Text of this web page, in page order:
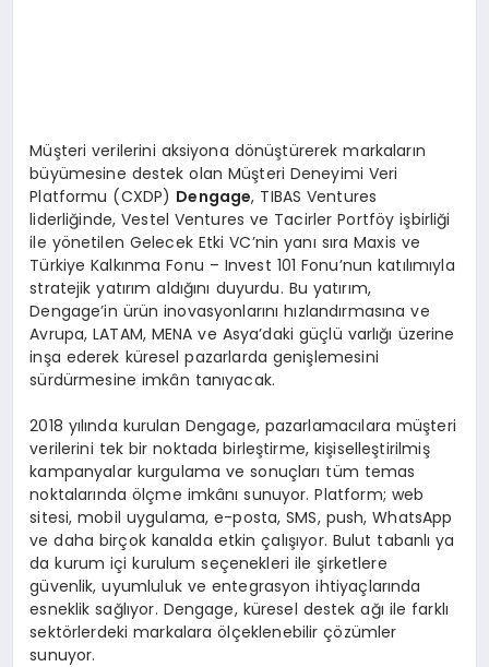
Müşteri verilerini aksiyona dönüştürerek markaların
büyümesine destek olan Müşteri Deneyimi Veri
Platformu (CXDP) Dengage, TIBAS Ventures
liderliğinde, Vestel Ventures ve Tacirler Portföy işbirliği
ile yönetilen Gelecek Etki VC’nin yanı sıra Maxis ve
Türkiye Kalkınma Fonu – Invest 101 Fonu’nun katılımıyla
stratejik yatırım aldığını duyurdu. Bu yatırım,
Dengage’in ürün inovasyonlarını hızlandırmasına ve
Avrupa, LATAM, MENA ve Asya’daki güçlü varlığı üzerine
inşa ederek küresel pazarlarda genişlemesini
sürdürmesine imkân tanıyacak.
2018 yılında kurulan Dengage, pazarlamacılara müşteri
verilerini tek bir noktada birleştirme, kişiselleştirilmiş
kampanyalar kurgulama ve sonuçları tüm temas
noktalarında ölçme imkânı sunuyor. Platform; web
sitesi, mobil uygulama, e-posta, SMS, push, WhatsApp
ve daha birçok kanalda etkin çalışıyor. Bulut tabanlı ya
da kurum içi kurulum seçenekleri ile şirketlere
güvenlik, uyumluluk ve entegrasyon ihtiyaçlarında
esneklik sağlıyor. Dengage, küresel destek ağı ile farklı
sektörlerdeki markalara ölçeklenebilir çözümler
sunuyor.